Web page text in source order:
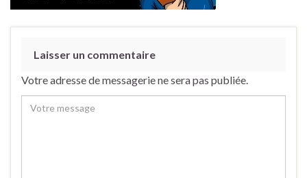
Laisser un commentaire
Votre adresse de messagerie ne sera pas publiée.